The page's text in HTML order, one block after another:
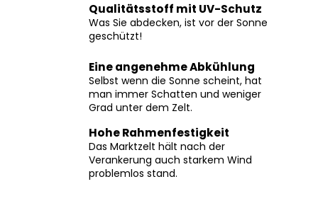
Qualitätsstoff mit UV-Schutz
Was Sie abdecken, ist vor der Sonne
geschützt!
Eine angenehme Abkühlung
Selbst wenn die Sonne scheint, hat
man immer Schatten und weniger
Grad unter dem Zelt.
Hohe Rahmenfestigkeit
Das Marktzelt hält nach der
Verankerung auch starkem Wind
problemlos stand.